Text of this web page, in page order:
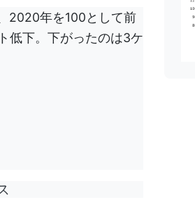
2020年を100として前
低下。下がったのは3ケ